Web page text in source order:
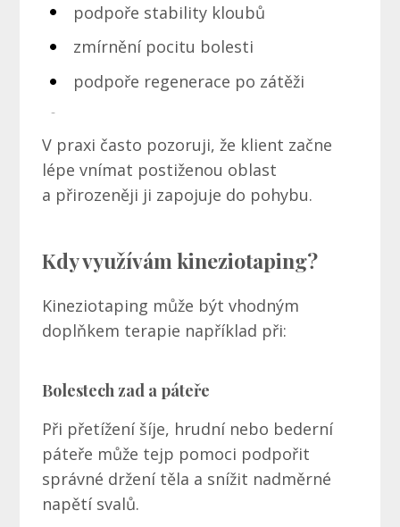
podpoře stability kloubů
zmírnění pocitu bolesti
podpoře regenerace po zátěži
V praxi často pozoruji, že klient začne
lépe vnímat postiženou oblast
a přirozeněji ji zapojuje do pohybu.
Kdy využívám kineziotaping?
Kineziotaping může být vhodným
doplňkem terapie například při:
Bolestech zad a páteře
Při přetížení šíje, hrudní nebo bederní
páteře může tejp pomoci podpořit
správné držení těla a snížit nadměrné
napětí svalů.